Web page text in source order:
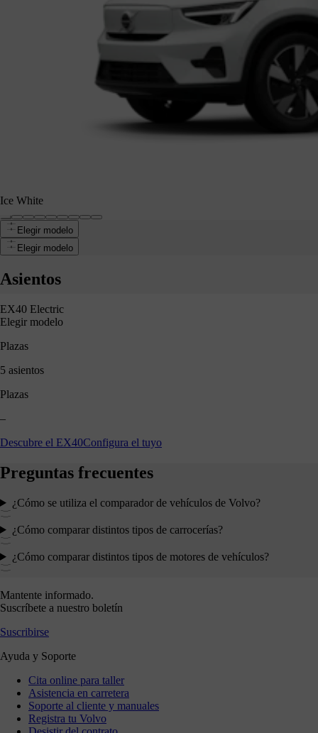
Ice White
Elegir modelo
Elegir modelo
Asientos
EX40 Electric
Elegir modelo
Plazas
5 asientos
Plazas
–
Descubre el EX40Configura el tuyo
Preguntas frecuentes
¿Cómo se utiliza el comparador de vehículos de Volvo?
¿Cómo comparar distintos tipos de carrocerías?
¿Cómo comparar distintos tipos de motores de vehículos?